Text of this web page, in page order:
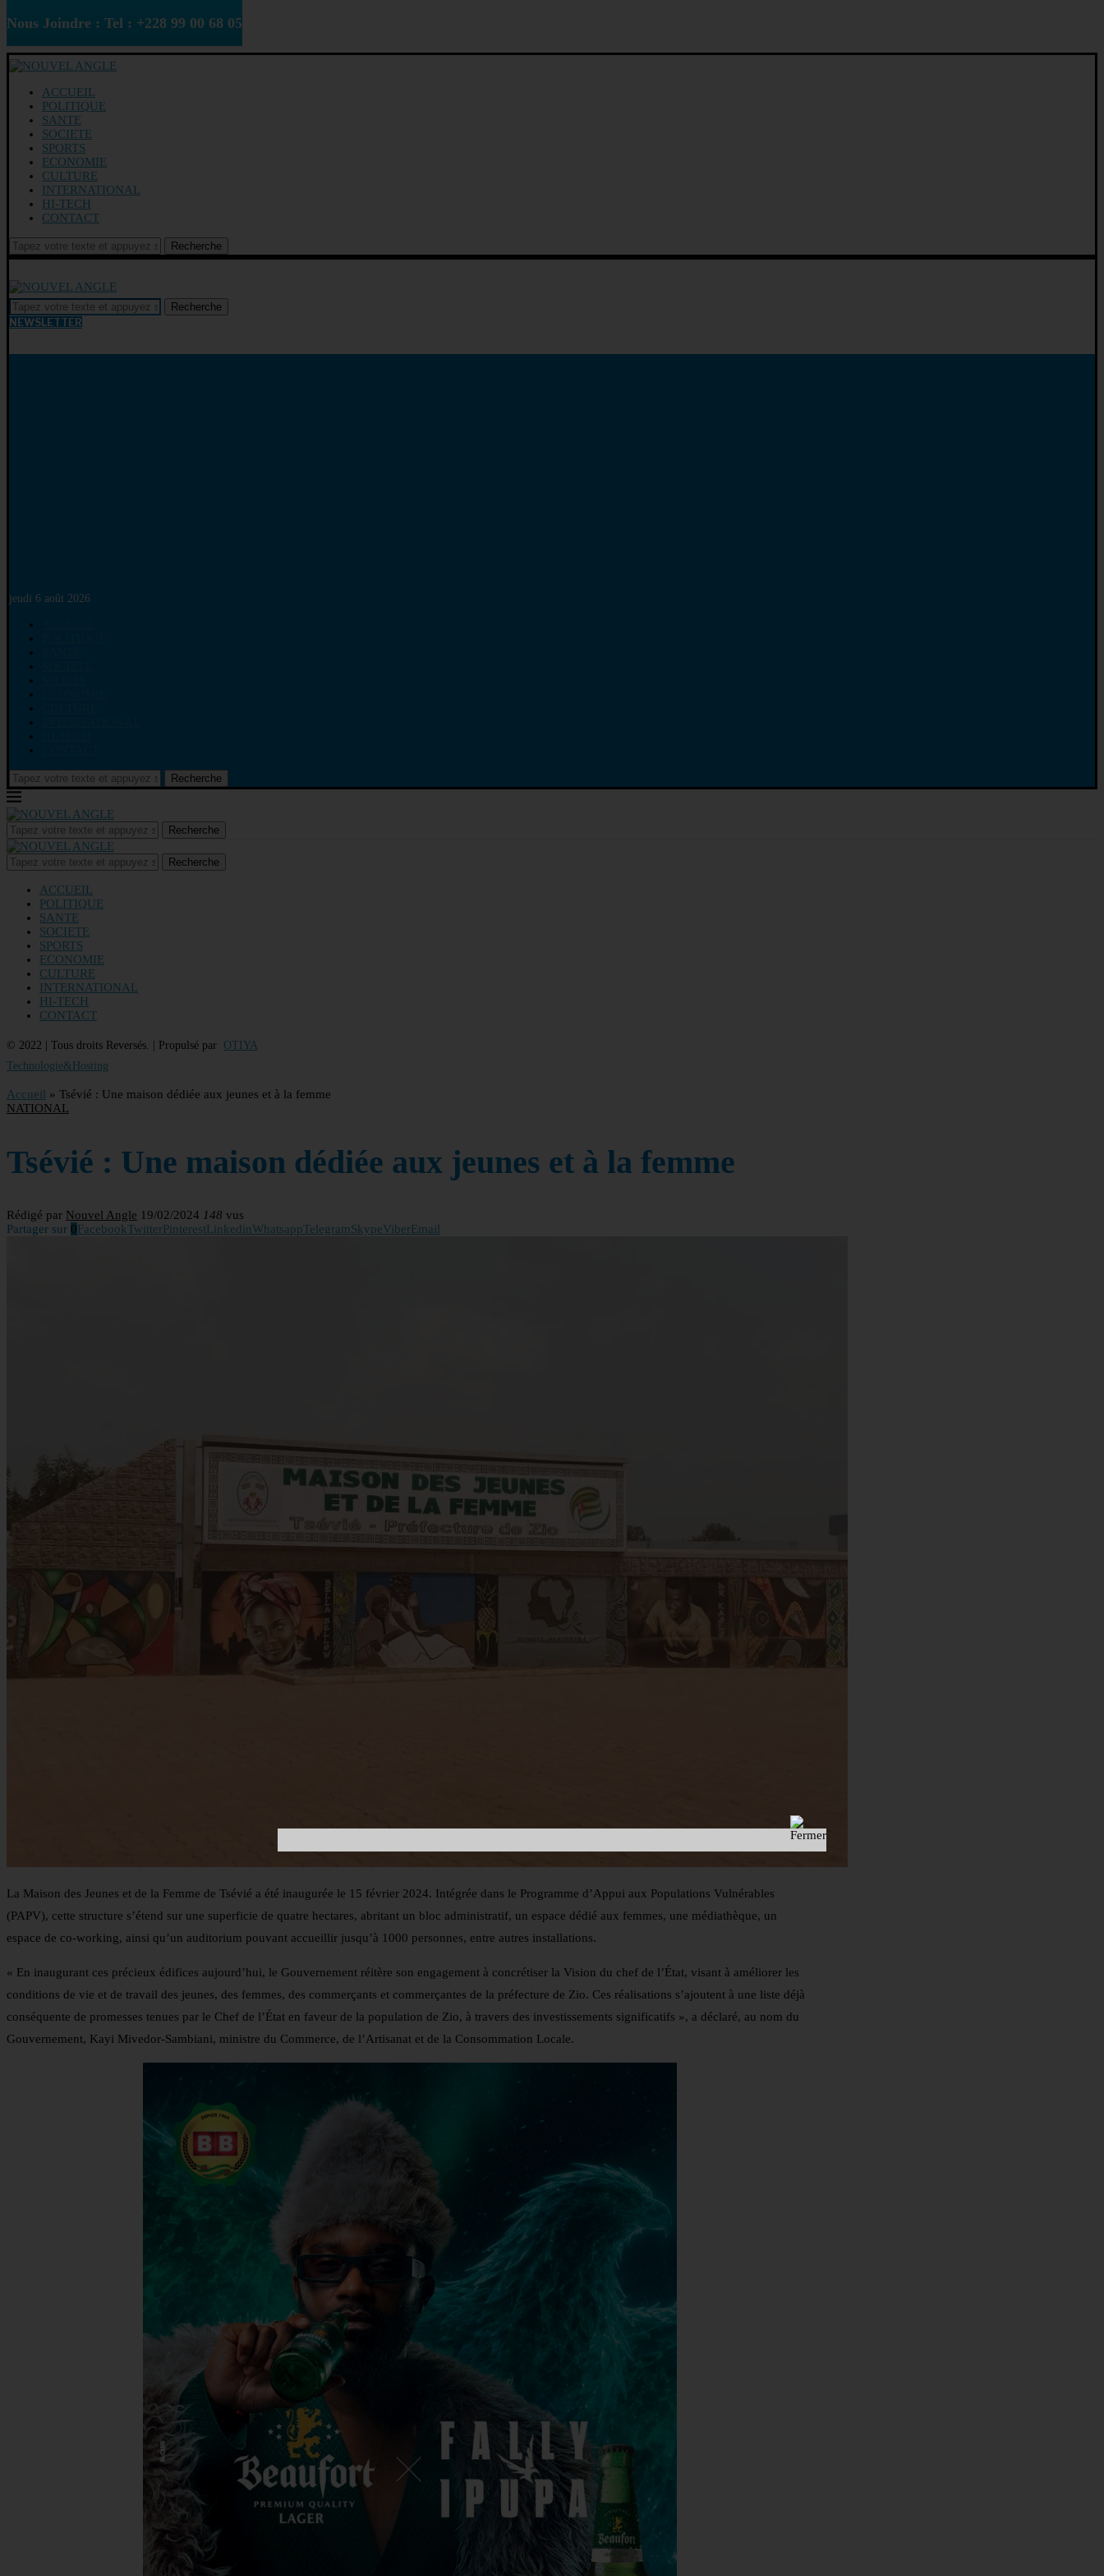
Nous Joindre : Tel : +228 99 00 68 05
ACCUEIL
POLITIQUE
SANTE
SOCIETE
SPORTS
ECONOMIE
CULTURE
INTERNATIONAL
HI-TECH
CONTACT
Recherche
Recherche
NEWSLETTER
jeudi 6 août 2026
Recherche
Recherche
Recherche
ACCUEIL
POLITIQUE
SANTE
SOCIETE
SPORTS
ECONOMIE
CULTURE
INTERNATIONAL
HI-TECH
CONTACT
© 2022 | Tous droits Reversés. | Propulsé par OTIYA
Technologie&Hosting
Accueil » Tsévié : Une maison dédiée aux jeunes et à la femme
NATIONAL
Tsévié : Une maison dédiée aux jeunes et à la femme
Rédigé par Nouvel Angle 19/02/2024 148 vus
Partager sur 0FacebookTwitterPinterestLinkedinWhatsappTelegramSkypeViberEmail
La Maison des Jeunes et de la Femme de Tsévié a été inaugurée le 15 février 2024. Intégrée dans le Programme d’Appui aux Populations Vulnérables
(PAPV), cette structure s’étend sur une superficie de quatre hectares, abritant un bloc administratif, un espace dédié aux femmes, une médiathèque, un
espace de co-working, ainsi qu’un auditorium pouvant accueillir jusqu’à 1000 personnes, entre autres installations.
« En inaugurant ces précieux édifices aujourd’hui, le Gouvernement réitère son engagement à concrétiser la Vision du chef de l’État, visant à améliorer les
conditions de vie et de travail des jeunes, des femmes, des commerçants et commerçantes de la préfecture de Zio. Ces réalisations s’ajoutent à une liste déjà
conséquente de promesses tenues par le Chef de l’État en faveur de la population de Zio, à travers des investissements significatifs », a déclaré, au nom du
Gouvernement, Kayi Mivedor-Sambiani, ministre du Commerce, de l’Artisanat et de la Consommation Locale.